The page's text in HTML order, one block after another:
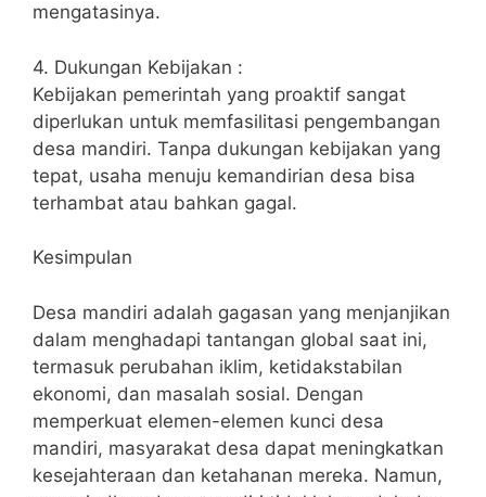
mengatasinya.
4. Dukungan Kebijakan :
Kebijakan pemerintah yang proaktif sangat
diperlukan untuk memfasilitasi pengembangan
desa mandiri. Tanpa dukungan kebijakan yang
tepat, usaha menuju kemandirian desa bisa
terhambat atau bahkan gagal.
Kesimpulan
Desa mandiri adalah gagasan yang menjanjikan
dalam menghadapi tantangan global saat ini,
termasuk perubahan iklim, ketidakstabilan
ekonomi, dan masalah sosial. Dengan
memperkuat elemen-elemen kunci desa
mandiri, masyarakat desa dapat meningkatkan
kesejahteraan dan ketahanan mereka. Namun,